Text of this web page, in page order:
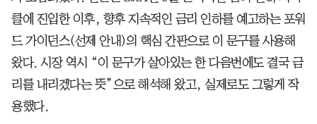
클에 진입한 이후, 향후 지속적인 금리 인하를 예고하는 포워
드 가이던스(선제 안내)의 핵심 간판으로 이 문구를 사용해
왔다. 시장 역시 “이 문구가 살아있는 한 다음번에도 결국 금
리를 내리겠다는 뜻”으로 해석해 왔고, 실제로도 그렇게 작
용했다.